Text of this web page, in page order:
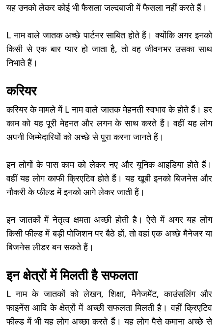
यह उनको लेकर कोई भी फैसला जल्दबाजी में फैसला नहीं करते हैं।
L नाम वाले जातक अच्छे पार्टनर साबित होते हैं। क्योंकि अगर इनको
किसी से एक बार प्यार हो जाता है, तो वह जीवनभर उसका साथ
निभाते हैं।
करियर
करियर के मामले में L नाम वाले जातक मेहनती स्वभाव के होते हैं। हर
काम को यह पूरी मेहनत और लगन के साथ करते हैं। वहीं यह लोग
अपनी जिम्मेदारियों को अच्छे से पूरा करना जानते हैं।
इन लोगों के पास काम को लेकर नए और यूनिक आइडिया होते हैं।
वहीं यह लोग काफी क्रिएटिव होते हैं। यह खूबी इनको बिजनेस और
नौकरी के फील्ड में इनको आगे लेकर जाती हैं।
इन जातकों में नेतृत्व क्षमता अच्छी होती है। ऐसे में अगर यह लोग
किसी फील्ड में बड़ी पोजिशन पर बैठे हों, तो वहां एक अच्छे मैनेजर या
बिजनेस लीडर बन सकते हैं।
इन क्षेत्रों में मिलती है सफलता
L नाम के जातकों को लेखन, शिक्षा, मैनेजमेंट, काउंसलिंग और
फाइनेंस आदि के क्षेत्रों में अच्छी सफलता मिलती है। वहीं क्रिएटिव
फील्ड में भी यह लोग अच्छा करते हैं। यह लोग पैसे कमाना अच्छे से